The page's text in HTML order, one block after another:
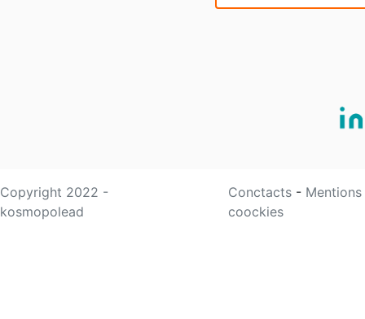
Copyright 2022 -
kosmopolead
Conctacts -
coockies